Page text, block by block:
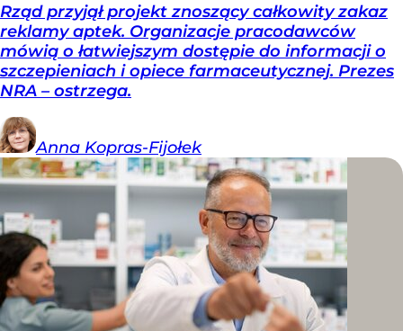
Rząd przyjął projekt znoszący całkowity zakaz
reklamy aptek. Organizacje pracodawców
mówią o łatwiejszym dostępie do informacji o
szczepieniach i opiece farmaceutycznej. Prezes
NRA – ostrzega.
Anna Kopras-Fijołek